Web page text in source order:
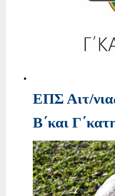
ΕΠΣ Αιτ/
Β΄και